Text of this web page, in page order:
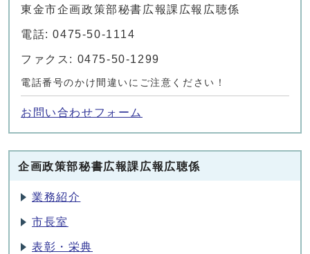
東金市企画政策部秘書広報課広報広聴係
電話: 0475-50-1114
ファクス: 0475-50-1299
電話番号のかけ間違いにご注意ください！
お問い合わせフォーム
企画政策部秘書広報課広報広聴係
業務紹介
市長室
表彰・栄典